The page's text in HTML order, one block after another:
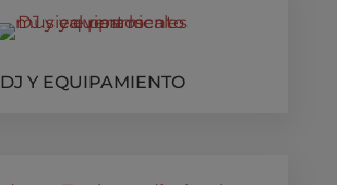
DJ Y EQUIPAMIENTO